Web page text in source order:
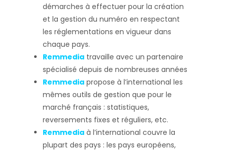
démarches à effectuer pour la création
et la gestion du numéro en respectant
les réglementations en vigueur dans
chaque pays.
Remmedia travaille avec un partenaire
spécialisé depuis de nombreuses années
Remmedia propose à l’international les
mêmes outils de gestion que pour le
marché français : statistiques,
reversements fixes et réguliers, etc.
Remmedia à l’international couvre la
plupart des pays : les pays européens,